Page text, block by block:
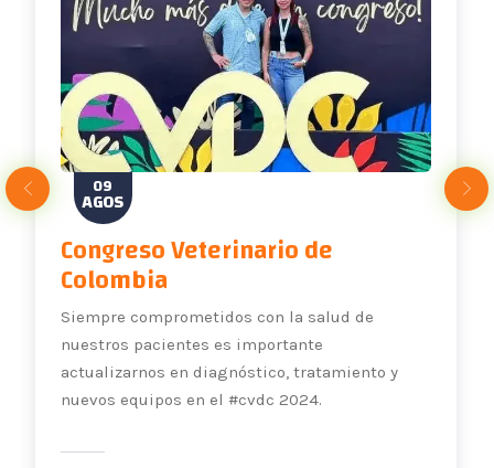
09
AGOS
Congreso Veterinario de
Colombia
Siempre comprometidos con la salud de
nuestros pacientes es importante
actualizarnos en diagnóstico, tratamiento y
nuevos equipos en el #cvdc 2024.